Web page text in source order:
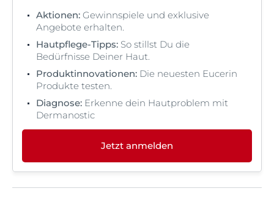
Aktionen: Gewinnspiele und exklusive
Angebote erhalten.
Hautpflege-Tipps: So stillst Du die
Bedürfnisse Deiner Haut.
Produktinnovationen: Die neuesten Eucerin
Produkte testen.
Diagnose: Erkenne dein Hautproblem mit
Dermanostic
Jetzt anmelden